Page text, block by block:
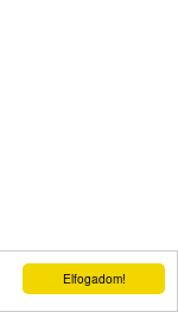
Elfogadom!